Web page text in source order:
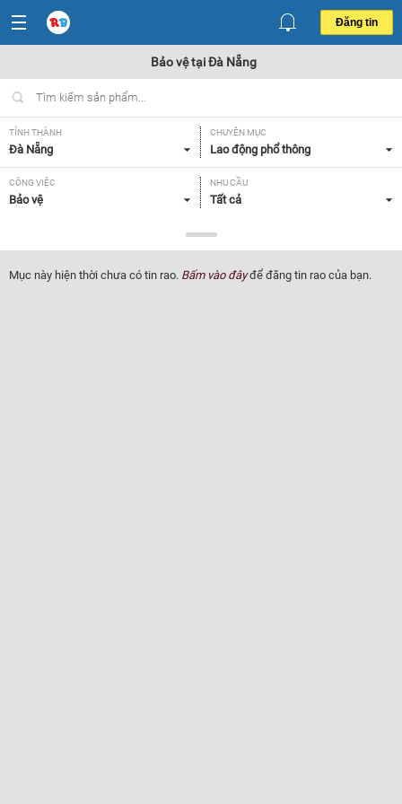
Đăng tin
Bảo vệ tại Đà Nẵng
TỈNH THÀNH
Đà Nẵng
CHUYÊN MỤC
Lao động phổ thông
CÔNG VIỆC
Bảo vệ
NHU CẦU
Tất cả
Toàn thời gian
Mục này hiện thời chưa có tin rao. Bấm vào đâyđể đăng tin rao của bạn.